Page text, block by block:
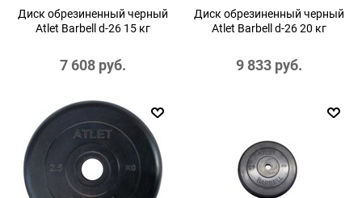
Диск обрезиненный черный
Atlet Barbell d-26 15 кг
7 608 руб.
Диск обрезиненный черный
Atlet Barbell d-26 20 кг
9 833 руб.